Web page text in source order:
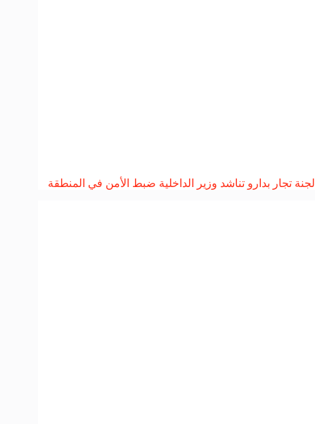
لجنة تجار بدارو تناشد وزير الداخلية ضبط الأمن في المنطقة